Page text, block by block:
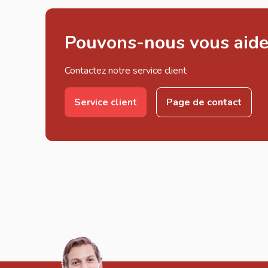
Pouvons-nous vous
Contactez notre service client
Service client Page de contact